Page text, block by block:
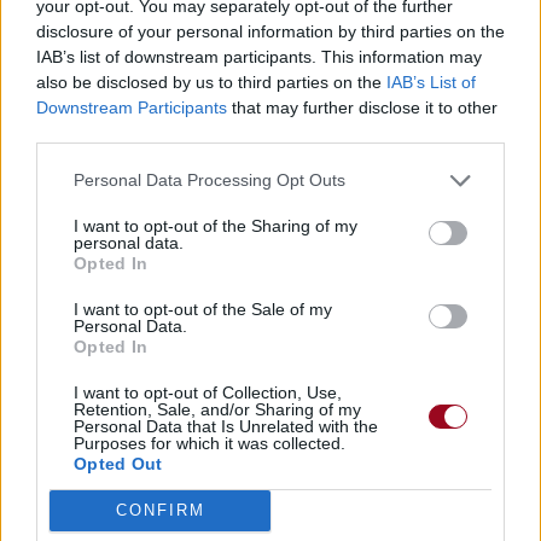
your opt-out. You may separately opt-out of the further
disclosure of your personal information by third parties on the
IAB’s list of downstream participants. This information may
also be disclosed by us to third parties on the IAB’s List of
Downstream Participants that may further disclose it to other
Personal Data Processing Opt Outs
I want to opt-out of the Sharing of my
personal data.
Opted In
I want to opt-out of the Sale of my
Personal Data.
Opted In
I want to opt-out of Collection, Use,
Retention, Sale, and/or Sharing of my
Personal Data that Is Unrelated with the
Purposes for which it was collected.
Opted Out
CONFIRM